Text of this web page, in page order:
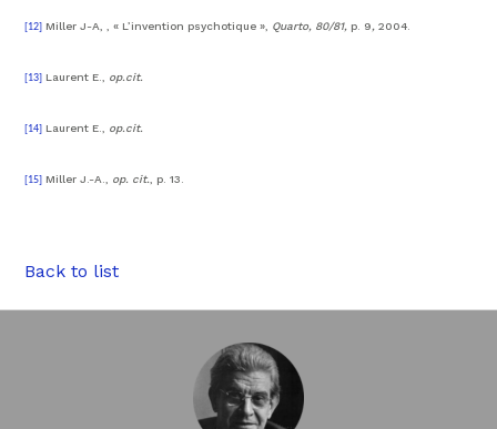
[12] Miller J-A, , « L’invention psychotique », Quarto, 80/81, p. 9,2004.
[13] Laurent E., op.cit.
[14] Laurent E., op.cit.
[15] Miller J.-A., op. cit. , p. 13.
Back to list